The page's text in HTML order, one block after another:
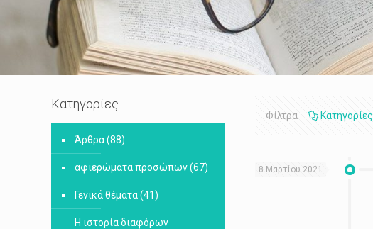
Φίλτρα Κατηγορίες
8 Μαρτίου 2021
Κατηγορίες
Άρθρα(88)
αφιερώματα προσώπων(67)
Γενικά θέματα(41)
Η ιστορία διαφόρων